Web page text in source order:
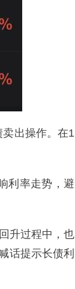
出操作。在1
利率走势，避
升过程中，也
话提示长债利